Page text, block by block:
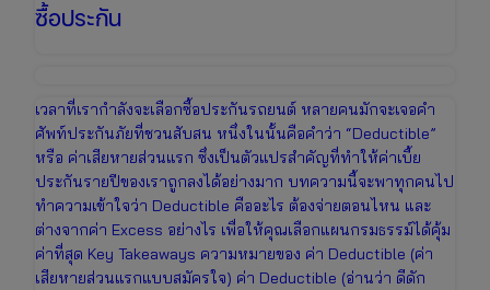
ซื้อประกัน
เวลาที่เรากำลังจะเลือกซื้อประกันรถยนต์ หลายคนมักจะเจอคำ
ศัพท์ประกันภัยที่ชวนสับสน หนึ่งในนั้นคือคำว่า “Deductible”
หรือ ค่าเสียหายส่วนแรก ซึ่งเป็นตัวแปรสำคัญที่ทำให้ค่าเบี้ย
ประกันรายปีของเราถูกลงได้อย่างมาก บทความนี้จะพาทุกคนไป
ทำความเข้าใจว่า Deductible คืออะไร ต้องจ่ายตอนไหน และ
ต่างจากค่า Excess อย่างไร เพื่อให้คุณเลือกแผนกรมธรรม์ได้คุ้ม
ค่าที่สุด Key Takeaways ความหมายของ ค่า Deductible (ค่า
เสียหายส่วนแรกแบบสมัครใจ) ค่า Deductible (อ่านว่า ดีดัก